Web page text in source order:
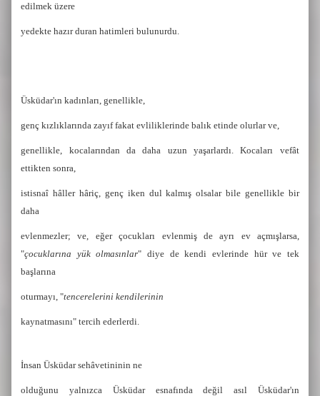
edilmek üzere
yedekte hazır duran hatimleri bulunurdu.
Üsküdar'ın kadınları, genellikle,
genç kızlıklarında zayıf fakat evliliklerinde balık etinde olurlar ve,
genellikle, kocalarından da daha uzun yaşarlardı. Kocaları vefât
ettikten sonra,
istisnaî hâller hâriç, genç iken dul kalmış olsalar bile genellikle bir
daha
evlenmezler; ve, eğer çocukları evlenmiş de ayrı ev açmışlarsa,
"çocuklarına yük olmasınlar" diye dekendi evlerinde hür ve tek
başlarına
oturmayı, "tencerelerini kendilerinin
kaynatmasını" tercih ederlerdi.
İnsan Üsküdar sehâvetininin ne
olduğunu yalnızca Üsküdar esnafında değil asıl Üsküdar'ın